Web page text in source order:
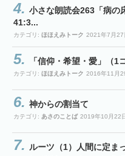
小さな朗読会263「病の
41:3...
カテゴリ: ほほえみトーク 2021年7月27
「信仰・希望・愛」（1
カテゴリ: ほほえみトーク 2016年11月
神からの割当て
カテゴリ: あさのことば 2019年10月22日
ルーツ（1）人間に定ま